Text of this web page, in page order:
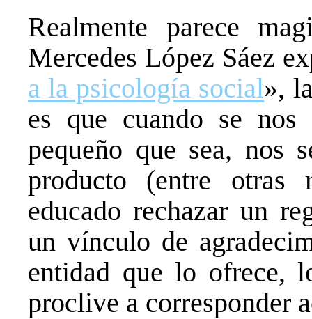
Realmente parece
Mercedes López Sáez
a la psicología social»,
es que cuando se
pequeño que sea, nos
producto (entre otras
educado rechazar un
un vínculo de
entidad que lo ofrece,
proclive a corresponder